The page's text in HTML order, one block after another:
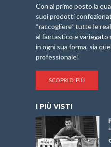
Con al primo posto la
suoi prodotti
“raccogliere” tutte le
al fantastico e variegato
in ogni sua forma, sia
professionale!
SCOPRI DI PIÙ
I PIÙ VISTI